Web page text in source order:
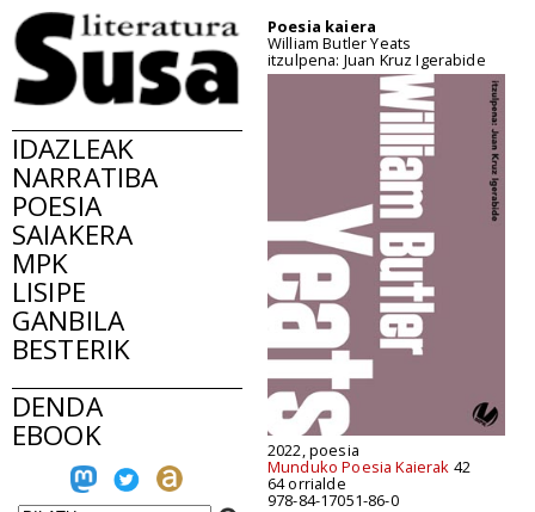
IDAZLEAK
NARRATIBA
POESIA
SAIAKERA
MPK
LISIPE
GANBILA
BESTERIK
DENDA
EBOOK
Poesia kaiera
William Butler Yeats
itzulpena: Juan Kruz Igerabide
2022, poesia
Munduko Poesia Kaierak 42
64 orrialde
978-84-17051-86-0